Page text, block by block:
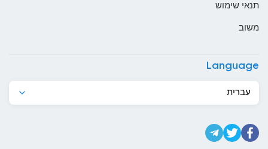
בלארוס
בלגיה
ברבדוס
תנאי שימוש
משוב
Language
עברית